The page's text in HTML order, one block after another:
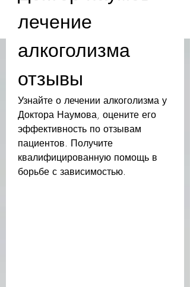
лечение
алкоголизма
отзывы
Узнайте о лечении алкоголизма у
Доктора Наумова, оцените его
эффективность по отзывам
пациентов. Получите
квалифицированную помощь в
борьбе с зависимостью.